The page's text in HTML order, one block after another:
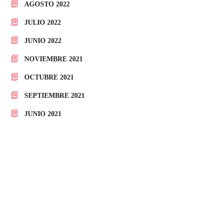
AGOSTO 2022
JULIO 2022
JUNIO 2022
NOVIEMBRE 2021
OCTUBRE 2021
SEPTIEMBRE 2021
JUNIO 2021